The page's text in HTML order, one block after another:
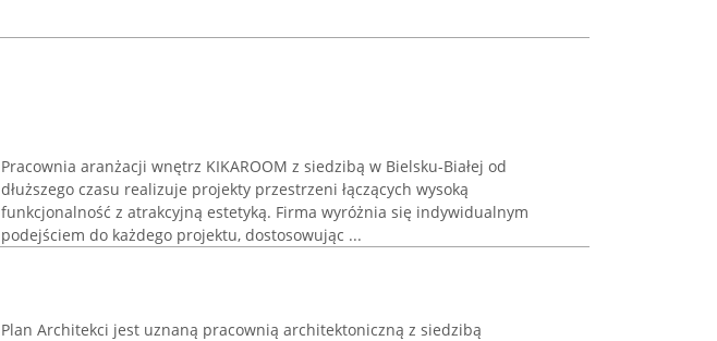
Pracownia aranżacji wnętrz KIKAROOM z siedzibą w Bielsku-Białej od
dłuższego czasu realizuje projekty przestrzeni łączących wysoką
funkcjonalność z atrakcyjną estetyką. Firma wyróżnia się indywidualnym
podejściem do każdego projektu, dostosowując ...
Plan Architekci jest uznaną pracownią architektoniczną z siedzibą